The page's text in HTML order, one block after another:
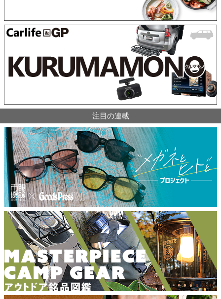
注目の連載